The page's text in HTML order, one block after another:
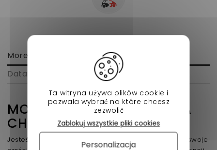
More info
Data sheet
MOSTEK INWERTEROWY DLA
CHATENET STELLA/MEDIA
Jesteśmy tu dla Ciebie, aby zmniejszyć rachunek za swoje
Ta witryna używa plików cookie i
pozwala wybrać na które chcesz
zezwolić
Zablokuj wszystkie pliki cookies
Personalizacja